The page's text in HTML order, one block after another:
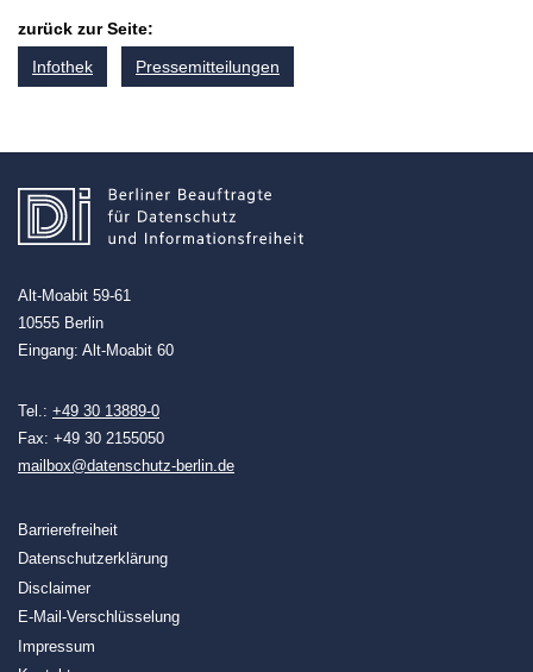
zurück zur Seite:
Infothek
Pressemitteilungen
Alt-Moabit 59-61
10555 Berlin
Eingang: Alt-Moabit 60
Tel.: +49 30 13889-0
Fax: +49 30 2155050
mailbox@datenschutz-berlin.de
Barrierefreiheit
Datenschutzerklärung
Disclaimer
E-Mail-Verschlüsselung
Impressum